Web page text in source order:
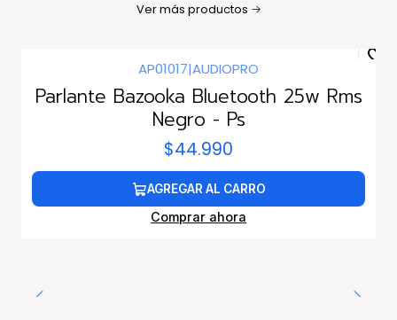
Ver más productos
AP01017|AUDIOPRO
Parlante Bazooka Bluetooth 25w Rms
Negro - Ps
$44.990
AGREGAR AL CARRO
Comprar ahora